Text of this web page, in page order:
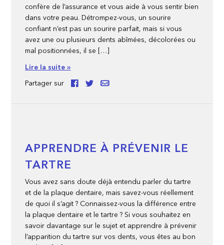
confère de l’assurance et vous aide à vous sentir bien
dans votre peau. Détrompez-vous, un sourire
confiant n’est pas un sourire parfait, mais si vous
avez une ou plusieurs dents abîmées, décolorées ou
mal positionnées, il se […]
Lire la suite »
Partager sur
APPRENDRE À PRÉVENIR LE
TARTRE
Vous avez sans doute déjà entendu parler du tartre
et de la plaque dentaire, mais savez-vous réellement
de quoi il s’agit ? Connaissez-vous la différence entre
la plaque dentaire et le tartre ? Si vous souhaitez en
savoir davantage sur le sujet et apprendre à prévenir
l’apparition du tartre sur vos dents, vous êtes au bon